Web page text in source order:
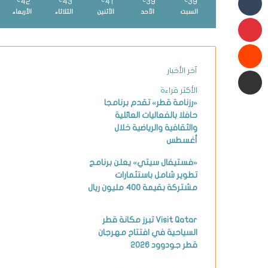
السبت الأحد الأثنين الثلاثاء الأربعاء
آخر الأخبار
الأكثر قراءة
«رزنامة قطر» تقدم برنامجا
حافلا بالفعاليات العائلية
والثقافية والرياضية خلال
أغسطس
«فستيفال سيتي» يعلن برنامج
تطوير شامل باستثمارات
مشتركة بقيمة 400 مليون ريال
Visit Qatar تبرز مكانة قطر
السياحية في افتتاح مهرجان
قطر جودوود 2026
بينتيريست
شارك عبر البريد الإلكتروني